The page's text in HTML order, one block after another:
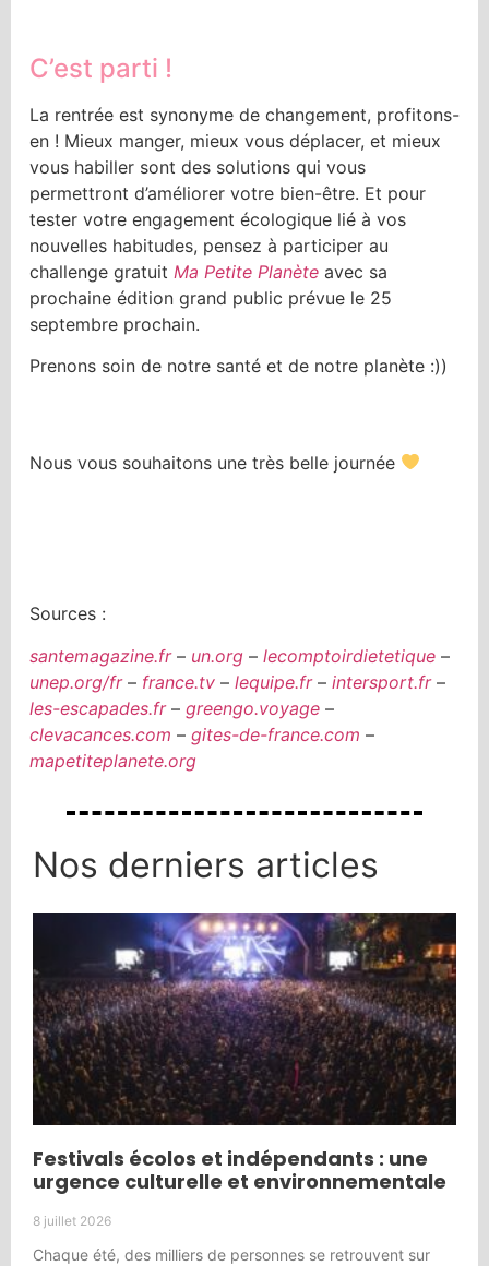
C’est parti !
La rentrée est synonyme de changement, profitons-
en ! Mieux manger, mieux vous déplacer, et mieux
vous habiller sont des solutions qui vous
permettront d’améliorer votre bien-être. Et pour
tester votre engagement écologique lié à vos
nouvelles habitudes, pensez à participer au
challenge gratuit Ma Petite Planète avec sa
prochaine édition grand public prévue le 25
septembre prochain.
Prenons soin de notre santé et de notre planète :))
Nous vous souhaitons une très belle journée
Sources :
santemagazine.fr– un.org – lecomptoirdietetique –
unep.org/fr– france.tv – lequipe.fr– intersport.fr–
les-escapades.fr– greengo.voyage –
clevacances.com – gites-de-france.com –
mapetiteplanete.org
Nos derniers articles
Festivals écolos et indépendants : une
urgence culturelle et environnementale
8 juillet 2026
Chaque été, des milliers de personnes se retrouvent sur